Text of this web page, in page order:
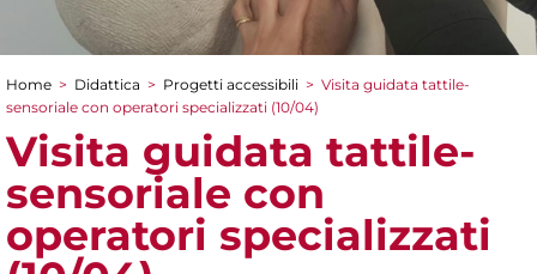
Tu sei qui
Home > Didattica > Progetti accessibili > Visita guidata tattile-
sensoriale con operatori specializzati (10/04)
Visita guidata tattile-
sensoriale con
operatori specializzati